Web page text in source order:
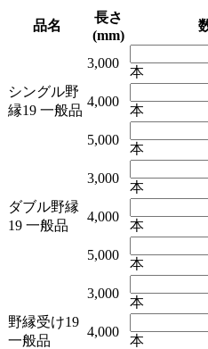
品名
長さ
(mm)
シングル野
縁19 一般品
3,000
本
4,000
本
5,000
本
ダブル野縁
19 一般品
3,000
本
4,000
本
5,000
本
野縁受け19
一般品
3,000
本
4,000
本